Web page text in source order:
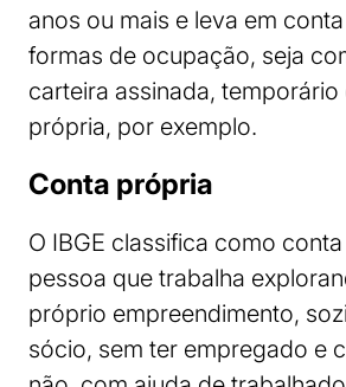
anos ou mais e leva em
formas de ocupação, seja
carteira assinada,
própria, por exemplo.
Conta própria
O IBGE classifica como
pessoa que trabalha
próprio empreendimento,
sócio, sem ter empregado e